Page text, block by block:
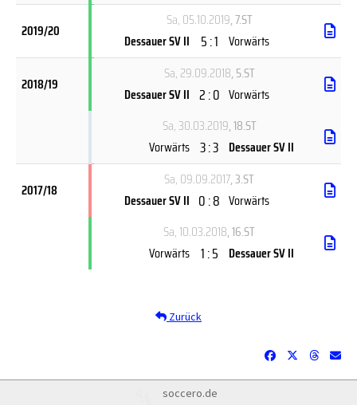
2019/20
Sa, 05.10.2019, 7.ST
Dessauer SV II
5 : 1 Vorwärts
2018/19
Sa, 29.09.2018, 5.ST
Dessauer SV II 2 : 0 Vorwärts
Sa, 30.03.2019, 18.ST
Vorwärts 3 : 3 Dessauer SV II
2017/18
Sa, 09.09.2017, 3.ST
Dessauer SV II 0 : 8 Vorwärts
Sa, 10.03.2018, 16.ST
Vorwärts 1 : 5 Dessauer SV II
Zurück
soccero.de